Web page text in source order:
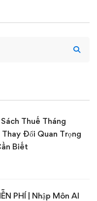
Thuế Tháng
Đổi Quan Trọng
Biết
PHÍ | Nhập Môn AI